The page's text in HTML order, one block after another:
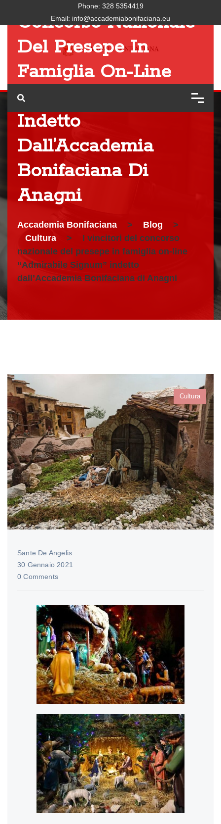
Phone: 328 5354419
Email: info@accademiabonifaciana.eu
Concorso Nazionale
Del Presepe In
Famiglia On-Line
“Admirabile Signum”
Indetto
Dall’Accademia
Bonifaciana Di
Anagni
Accademia Bonifaciana > Blog
>
Cultura
>
I vincitori del concorso
nazionale del presepe in famiglia on-line
“Admirabile Signum” indetto
dall’Accademia Bonifaciana di Anagni
Cultura
Sante De Angelis
30 Gennaio 2021
0 Comments